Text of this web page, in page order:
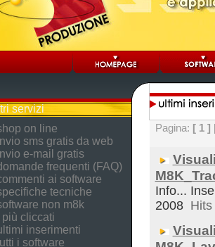
servizi
on line
sms gratis da web
e-mail gratis
frequenti (FAQ)
ai software
tecniche
non m8k
più cliccati
inserimenti
i software
Pagina: [ 1 ]
Info...
2008